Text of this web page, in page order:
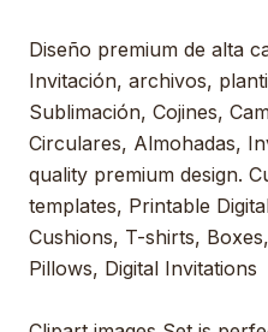
Diseño premium de alta
Invitación, archivos,
Sublimación, Cojines,
Circulares, Almohadas,
quality premium design.
templates, Printable
Cushions, T-shirts,
Pillows, Digital Invitations